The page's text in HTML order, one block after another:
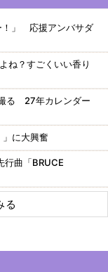
」 応援アンバサダ
ね？すごくいい香り
る 27年カレンダー
に大興奮
曲「BRUCE
る